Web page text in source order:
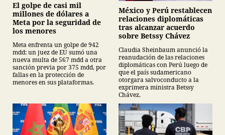
El golpe de casi mil
millones de dólares a
Meta por la seguridad de
los menores
Meta enfrenta un golpe de 942
mdd: un juez de EU sumó una
nueva multa de 567 mdd a otra
sanción previa por 375 mdd, por
fallas en la protección de
menores en sus plataformas.
México y Perú restablecen
relaciones diplomáticas
tras alcanzar acuerdo
sobre Betssy Chávez
Claudia Sheinbaum anunció la
reanudación de las relaciones
diplomáticas con Perú luego de
que el país sudamericano
otorgara salvoconducto a la
exprimera ministra Betssy
Chávez.